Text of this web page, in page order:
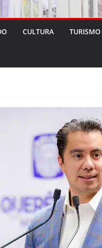
CULTURA TURISMO